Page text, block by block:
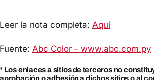
Leer la nota completa: Aquí
Fuente: Abc Color – www.abc.com.py
* Los enlaces a sitios de terceros no
aprobación o adhesión a dichos sitios o al